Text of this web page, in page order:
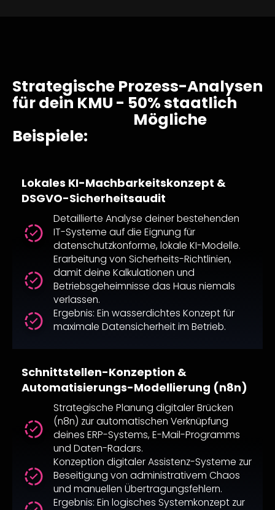
Strategische Prozess-Analysen
für dein KMU - 50% staatlich
Mögliche
Beispiele:
Lokales KI-Machbarkeitskonzept &
DSGVO-Sicherheitsaudit
Detaillierte Analyse deiner bestehenden
IT-Systeme auf die Eignung für
datenschutzkonforme, lokale KI-Modelle.
Erarbeitung von Sicherheits-Richtlinien,
damit deine Kalkulationen und
Betriebsgeheimnisse das Haus niemals
verlassen.
Ergebnis: Ein wasserdichtes Konzept für
maximale Datensicherheit im Betrieb.
Schnittstellen-Konzeption &
Automatisierungs-Modellierung (n8n)
Strategische Planung digitaler Brücken
(n8n) zur automatischen Verknüpfung
deines ERP-Systems, E-Mail-Programms
und Daten-Radars.
Konzeption digitaler Assistenz-Systeme zur
Beseitigung von administrativem Chaos
und manuellen Übertragungsfehlern.
Ergebnis: Ein logisches Systemkonzept zur